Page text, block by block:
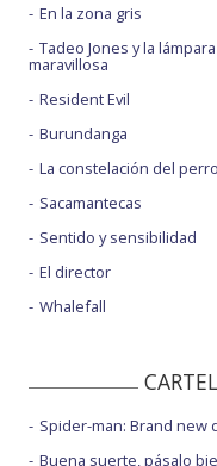
En la zona gris
Tadeo Jones y la lámpara
maravillosa
Resident Evil
Burundanga
La constelación del perro
Sacamantecas
Sentido y sensibilidad
El director
Whalefall
Spider-man: Brand new
Buena suerte, pásalo